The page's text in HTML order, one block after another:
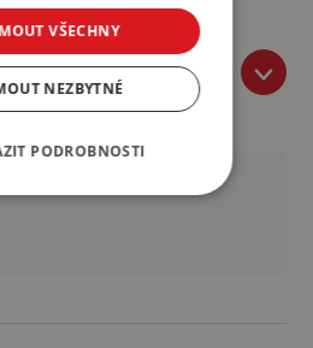
online materiálech.
VŠECHNY
NEZBYTNÉ
PODROBNOSTI